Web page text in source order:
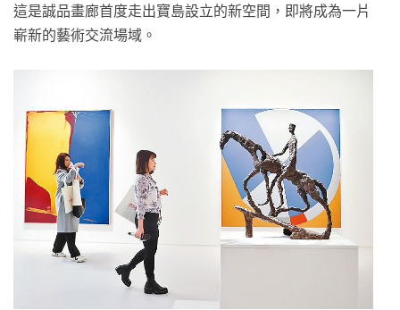
這是誠品畫廊首度走出寶島設立的新空間，即將成為一片
嶄新的藝術交流場域。